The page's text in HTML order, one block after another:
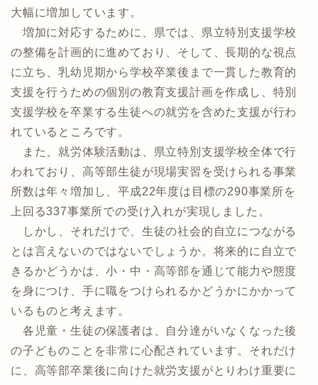
大幅に増加しています。
増加に対応するために、県では、県立特別支援学校
の整備を計画的に進めており、そして、長期的な視点
に立ち、乳幼児期から学校卒業後まで一貫した教育的
支援を行うための個別の教育支援計画を作成し、特別
支援学校を卒業する生徒への就労を含めた支援が行わ
れているところです。
また、就労体験活動は、県立特別支援学校全体で行
われており、高等部生徒が現場実習を受けられる事業
所数は年々増加し、平成22年度は目標の290事業所を
上回る337事業所での受け入れが実現しました。
しかし、それだけで、生徒の社会的自立につながる
とは言えないのではないでしょうか。将来的に自立で
きるかどうかは、小・中・高等部を通じて能力や態度
を身につけ、手に職をつけられるかどうかにかかって
いるものと考えます。
各児童・生徒の保護者は、自分達がいなくなった後
の子どものことを非常に心配されています。それだけ
に、高等部卒業後に向けた就労支援がとりわけ重要に